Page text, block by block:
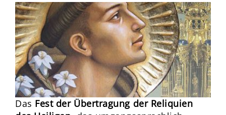
Das Fest der Übertragung der Reliquien